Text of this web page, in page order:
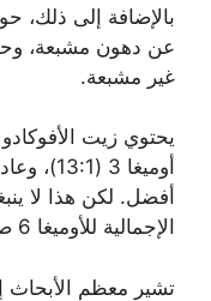
غير مشبعة.
أفضل. لكن هذا لا
الإجمالية للأوميغا 6 صغيرة نسبيًا.
تشير معظم الأبحاث